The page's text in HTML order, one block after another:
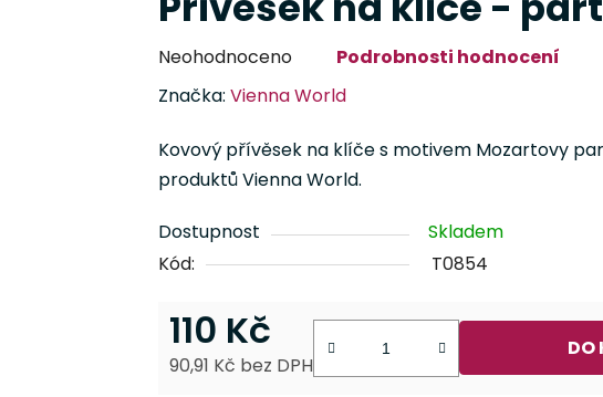
Průměrné
produktu
je
z
5
hvězdiček.
Neohodnoceno
Podrobnosti hodnocení
Značka: Vienna World
Kovový přívěsek na klíče s motivem Mozartovy
produktů Vienna World.
Dostupnost
Skladem
Kód:
T0854
110 Kč
90,91 Kč bez DPH
DO